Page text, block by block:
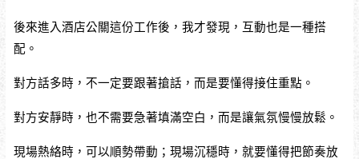
後來進入酒店公關這份工作後，我才發現，互動也是一種搭
配。
對方話多時，不一定要跟著搶話，而是要懂得接住重點。
對方安靜時，也不需要急著填滿空白，而是讓氣氛慢慢放鬆。
現場熱絡時，可以順勢帶動；現場沉穩時，就要懂得把節奏放